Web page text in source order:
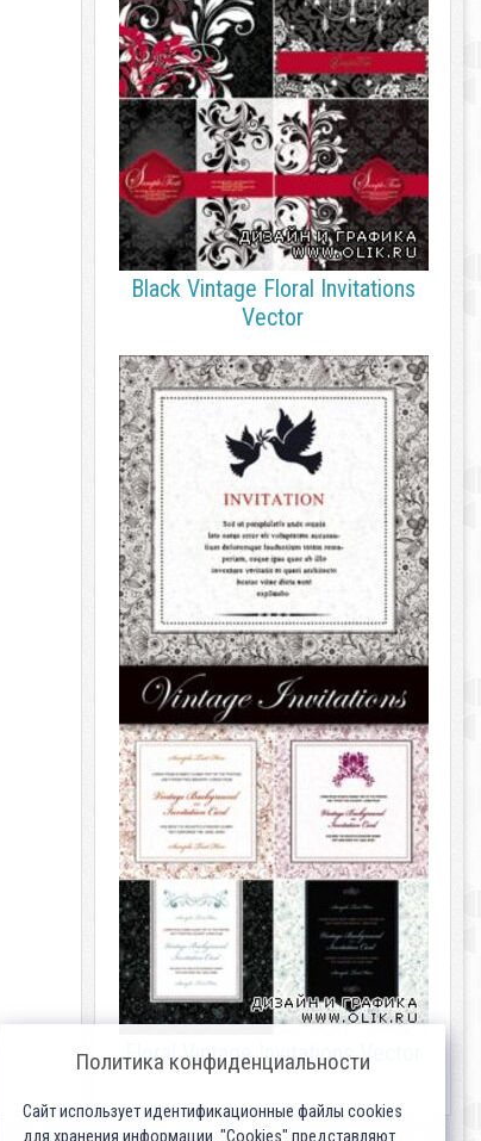
Black Vintage Floral Invitations
Vector
Floral Vintage Invitations Vector
Политика конфиденциальности
Сайт использует идентификационные файлы cookies
для хранения информации. "Cookies" представляют